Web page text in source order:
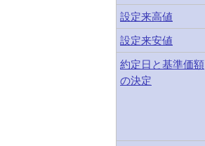
設定来高値
設定来安値
約定日と基準価額
の決定